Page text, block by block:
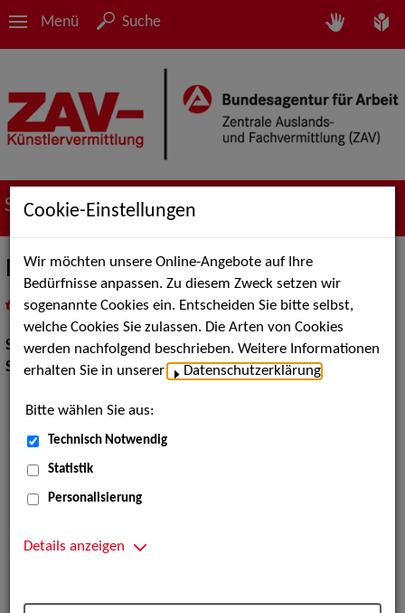
Menü Suche
Suche nach Künstler*innen
Ralph Richter
als PDF speichern
inMeine Merklistelegen
Show:Show Acts
Show Acts: Kabarett
Cookie-Einstellungen
Wir möchten unsere Online-Angebote auf Ihre
Bedürfnisse anpassen. Zu diesem Zweck setzen wir
sogenannte Cookies ein. Entscheiden Sie bitte selbst,
welche Cookies Sie zulassen. Die Arten von Cookies
werden nachfolgend beschrieben. Weitere Informationen
erhalten Sie in unserer
Datenschutzerklärung
Bitte wählen Sie aus:
Technisch Notwendig
Statistik
Personalisierung
Details anzeigen